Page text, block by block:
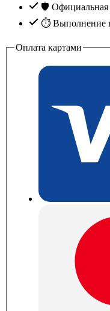
🛡️ Официальная
⏱ Выполнение
Оплата картами